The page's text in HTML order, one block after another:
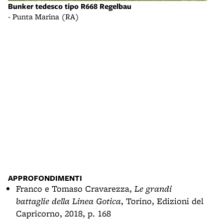
Bunker tedesco tipo R668 Regelbau
- Punta Marina (RA)
APPROFONDIMENTI
Franco e Tomaso Cravarezza, Le grandi
battaglie della Linea Gotica, Torino, Edizioni del
Capricorno, 2018, p. 168